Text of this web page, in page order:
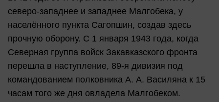
северо-западнее и западнее Малгобека, у
населённого пункта Сагопшин, создав здесь
прочную оборону. С 1 января 1943 года, когда
Северная группа войск Закавказского фронта
перешла в наступление, 89-я дивизия под
командованием полковника А. А. Василяна к 15
часам того же дня овладела Малгобеком.